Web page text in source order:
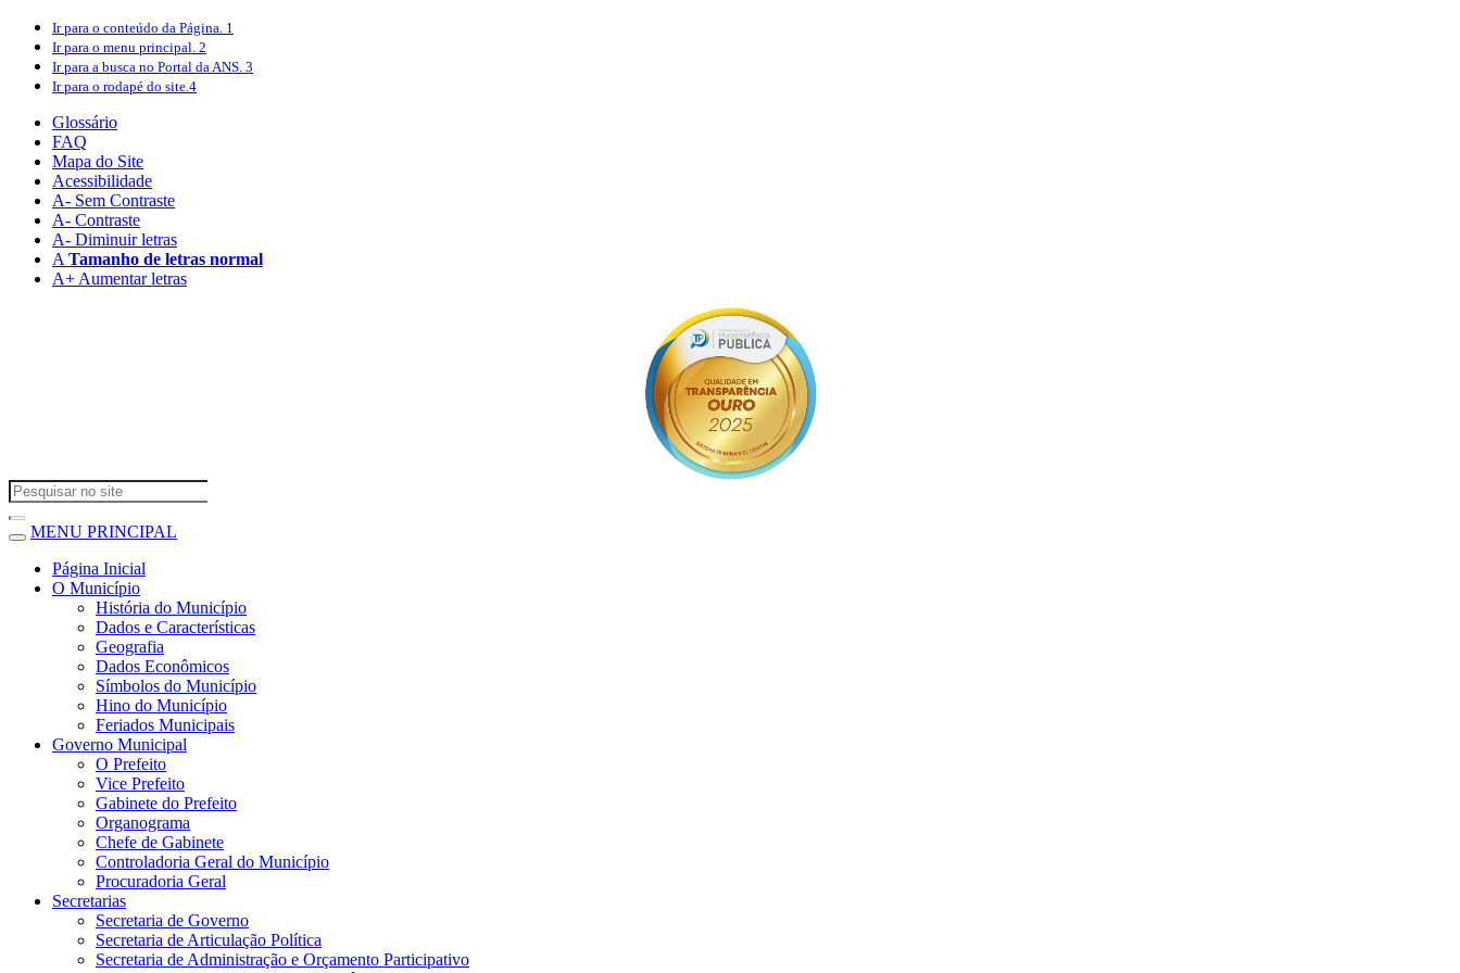
Ir para o conteúdo da Página. 1
Ir para o menu principal. 2
Ir para a busca no Portal da ANS. 3
Ir para o rodapé do site.4
Glossário
FAQ
Mapa do Site
Acessibilidade
A- Sem Contraste
A- Contraste
A- Diminuir letras
A Tamanho de letras normal
A+ Aumentar letras
MENU PRINCIPAL
Página Inicial
O Município
História do Município
Dados e Características
Geografia
Dados Econômicos
Símbolos do Município
Hino do Município
Feriados Municipais
Governo Municipal
O Prefeito
Vice Prefeito
Gabinete do Prefeito
Organograma
Chefe de Gabinete
Controladoria Geral do Município
Procuradoria Geral
Secretarias
Secretaria de Governo
Secretaria de Articulação Política
Secretaria de Administração e Orçamento Participativo